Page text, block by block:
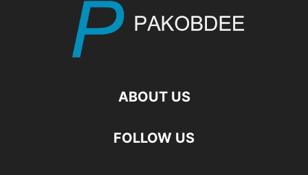
ABOUT US
FOLLOW US